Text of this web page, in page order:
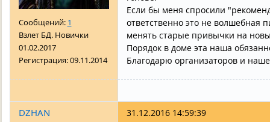
Сообщений: 1
Взлет БД. Новички
01.02.2017
Регистрация:09.11.2014
Если бы меня спросили
ответственно это не волшебная
менять старые привычки на
Порядок в доме эта наша
Благодарю организаторов и
DZHAN 31.12.2016 14:59:39